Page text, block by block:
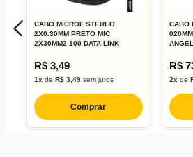
CABO MICROF STEREO
2X0.30MM PRETO MIC
2X30MM2 100 DATA LINK
R$ 3,49
1x de R$ 3,49sem juros
Comprar
CABO
R$
2x de